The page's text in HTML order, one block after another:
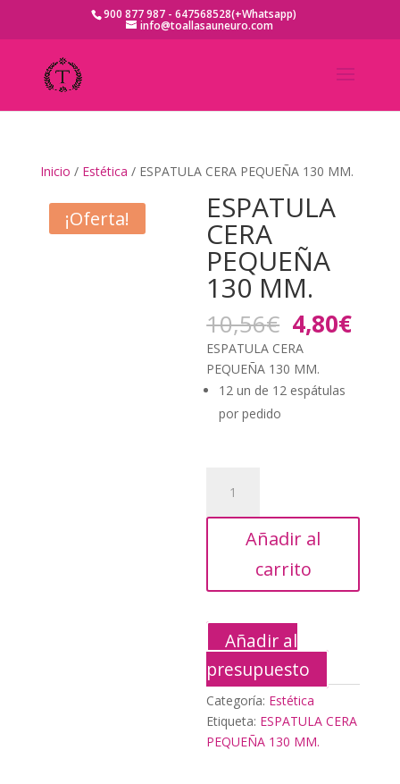
900 877 987 - 647568528(+Whatsapp)
info@toallasauneuro.com
Inicio / Estética / ESPATULA CERA PEQUEÑA 130 MM.
¡Oferta! ESPATULA
CERA
PEQUEÑA
130 MM.
10,56€ El
precio
original
era:
10,56€.
4,80€El
ESPATULA CERA
PEQUEÑA 130 MM.
12 un de 12 espátulas
por pedido
CERA
PEQUEÑA
Añadir al
carrito
Añadir al
presupuesto
Categoría: Estética
Etiqueta: ESPATULA CERA
PEQUEÑA 130 MM.